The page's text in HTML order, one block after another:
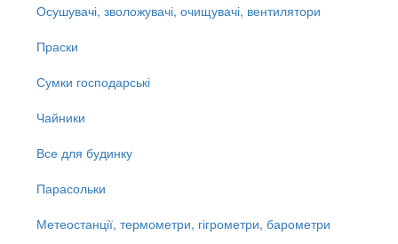
Осушувачі, зволожувачі, очищувачі, вентилятори
Праски
Сумки господарські
Чайники
Все для будинку
Парасольки
Метеостанції, термометри, гігрометри, барометри